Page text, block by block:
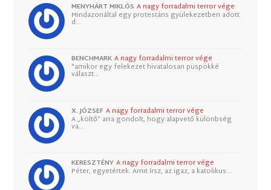
MENYHÁRT MIKLÓS A nagy forradalmi terror vége
Mindazonáltal egy protestáns gyülekezetben adott
d…
BENCHMARK A nagy forradalmi terror vége
"amikor egy felekezet hivatalosan püspökké
választ…
X. JÓZSEF A nagy forradalmi terror vége
A „költő” arra gondolt, hogy alapvető különbség
va…
KERESZTÉNY A nagy forradalmi terror vége
Péter, egyetértek. Amit írsz, az igaz, a katolikus…